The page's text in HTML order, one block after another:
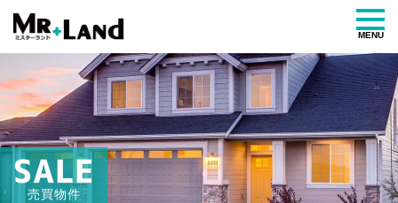
MENU
SALE
売買物件